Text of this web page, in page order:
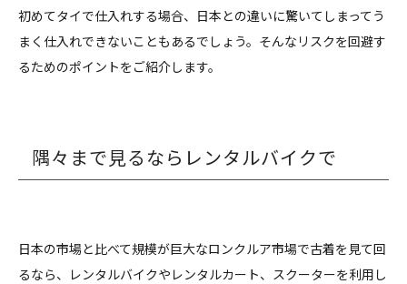
初めてタイで仕入れする場合、日本との違いに驚いてしまってう
まく仕入れできないこともあるでしょう。そんなリスクを回避す
るためのポイントをご紹介します。
隅々まで見るならレンタルバイクで
日本の市場と比べて規模が巨大なロンクルア市場で古着を見て回
るなら、レンタルバイクやレンタルカート、スクーターを利用し